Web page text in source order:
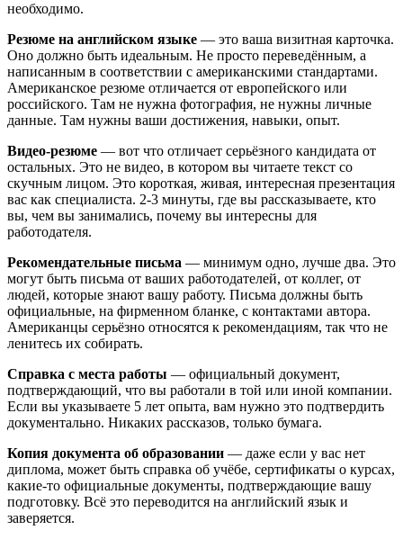
необходимо.
Резюме на английском языке — это ваша визитная карточка.
Оно должно быть идеальным. Не просто переведённым, а
написанным в соответствии с американскими стандартами.
Американское резюме отличается от европейского или
российского. Там не нужна фотография, не нужны личные
данные. Там нужны ваши достижения, навыки, опыт.
Видео-резюме — вот что отличает серьёзного кандидата от
остальных. Это не видео, в котором вы читаете текст со
скучным лицом. Это короткая, живая, интересная презентация
вас как специалиста. 2-3 минуты, где вы рассказываете, кто
вы, чем вы занимались, почему вы интересны для
работодателя.
Рекомендательные письма — минимум одно, лучше два. Это
могут быть письма от ваших работодателей, от коллег, от
людей, которые знают вашу работу. Письма должны быть
официальные, на фирменном бланке, с контактами автора.
Американцы серьёзно относятся к рекомендациям, так что не
ленитесь их собирать.
Справка с места работы — официальный документ,
подтверждающий, что вы работали в той или иной компании.
Если вы указываете 5 лет опыта, вам нужно это подтвердить
документально. Никаких рассказов, только бумага.
Копия документа об образовании — даже если у вас нет
диплома, может быть справка об учёбе, сертификаты о курсах,
какие-то официальные документы, подтверждающие вашу
подготовку. Всё это переводится на английский язык и
заверяется.